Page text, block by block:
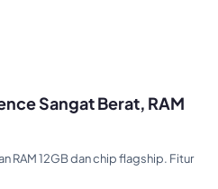
Sangat Berat, RAM
RAM 12GB dan chip flagship. Fitur